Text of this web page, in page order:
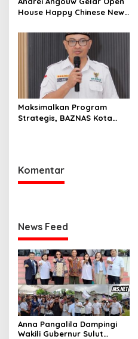
House Happy Chinese New
Maksimalkan Program
Strategis, BAZNAS Kota
Komentar
News Feed
Anna Pangalila Dampingi
Wakili Gubernur Sulut